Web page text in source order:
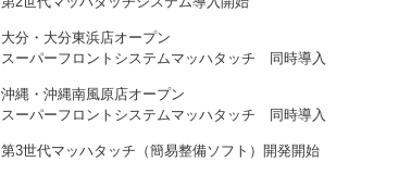
大分・大分東浜店オープン
スーパーフロントシステムマッハタッチ 同時導入
沖縄・沖縄南風原店オープン
スーパーフロントシステムマッハタッチ 同時導入
第3世代マッハタッチ（簡易整備ソフト）開発開始